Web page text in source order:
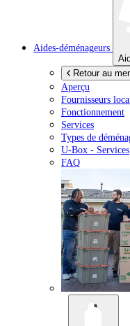
Aides-déménageurs
Retour au
Aperçu
Fournisseurs
Fonctionnement
Services
Types de
U-Box - Services
FAQ